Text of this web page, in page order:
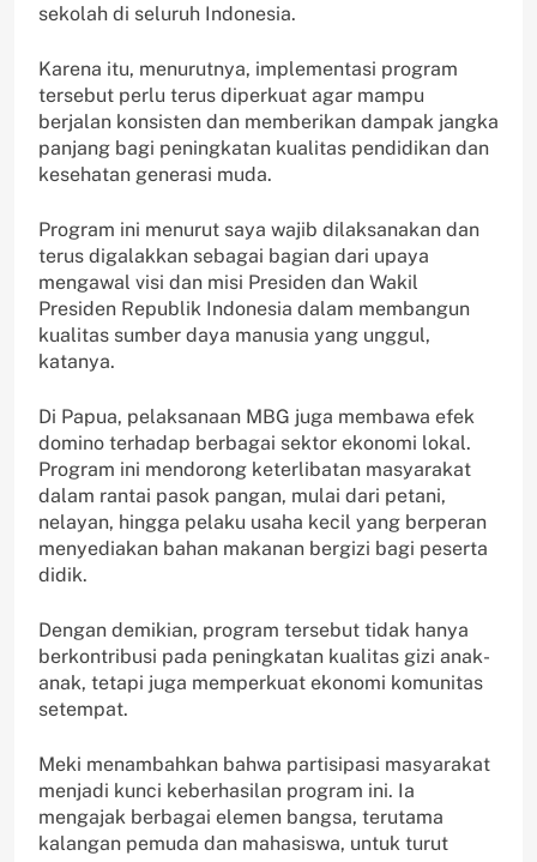
sekolah di seluruh Indonesia.
Karena itu, menurutnya, implementasi program
tersebut perlu terus diperkuat agar mampu
berjalan konsisten dan memberikan dampak jangka
panjang bagi peningkatan kualitas pendidikan dan
kesehatan generasi muda.
Program ini menurut saya wajib dilaksanakan dan
terus digalakkan sebagai bagian dari upaya
mengawal visi dan misi Presiden dan Wakil
Presiden Republik Indonesia dalam membangun
kualitas sumber daya manusia yang unggul,
katanya.
Di Papua, pelaksanaan MBG juga membawa efek
domino terhadap berbagai sektor ekonomi lokal.
Program ini mendorong keterlibatan masyarakat
dalam rantai pasok pangan, mulai dari petani,
nelayan, hingga pelaku usaha kecil yang berperan
menyediakan bahan makanan bergizi bagi peserta
didik.
Dengan demikian, program tersebut tidak hanya
berkontribusi pada peningkatan kualitas gizi anak-
anak, tetapi juga memperkuat ekonomi komunitas
setempat.
Meki menambahkan bahwa partisipasi masyarakat
menjadi kunci keberhasilan program ini. Ia
mengajak berbagai elemen bangsa, terutama
kalangan pemuda dan mahasiswa, untuk turut